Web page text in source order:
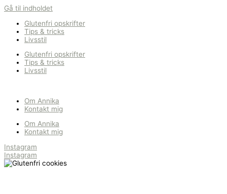
Gå til indholdet
Glutenfri opskrifter
Tips & tricks
Livsstil
Glutenfri opskrifter
Tips & tricks
Livsstil
Om Annika
Kontakt mig
Om Annika
Kontakt mig
Instagram
Instagram